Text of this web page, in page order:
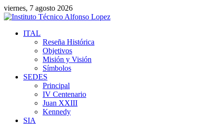
viernes, 7 agosto 2026
ITAL
Reseña Histórica
Objetivos
Misión y Visión
Símbolos
SEDES
Principal
IV Centenario
Juan XXIII
Kennedy
SIA